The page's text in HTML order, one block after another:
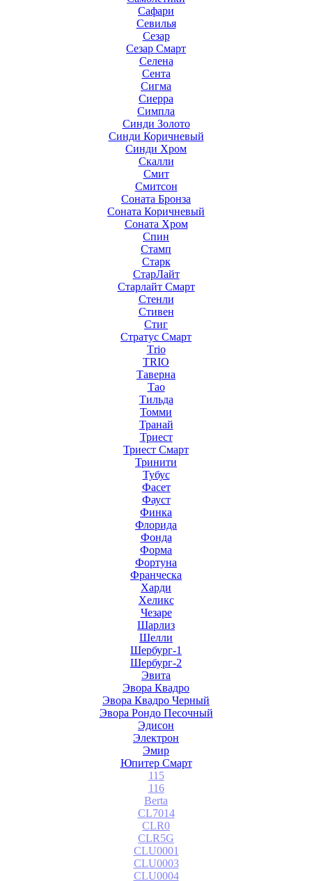
Сафари
Севилья
Сезар
Сезар Смарт
Селена
Сента
Сигма
Сиерра
Симпла
Синди Золото
Синди Коричневый
Синди Хром
Скалли
Смит
Смитсон
Соната Бронза
Соната Коричневый
Соната Хром
Спин
Стамп
Старк
СтарЛайт
Старлайт Смарт
Стенли
Стивен
Стиг
Стратус Смарт
Тrio
ТRIO
Таверна
Тао
Тильда
Томми
Транай
Триест
Триест Смарт
Тринити
Тубус
Фасет
Фауст
Финка
Флорида
Фонда
Форма
Фортуна
Франческа
Харди
Хеликс
Чезаре
Шарлиз
Шелли
Шербург-1
Шербург-2
Эвита
Эвора Квадро
Эвора Квадро Черный
Эвора Рондо Песочный
Эдисон
Электрон
Эмир
Юпитер Смарт
115
116
Berta
CL7014
CLR0
CLR5G
CLU0001
CLU0003
CLU0004